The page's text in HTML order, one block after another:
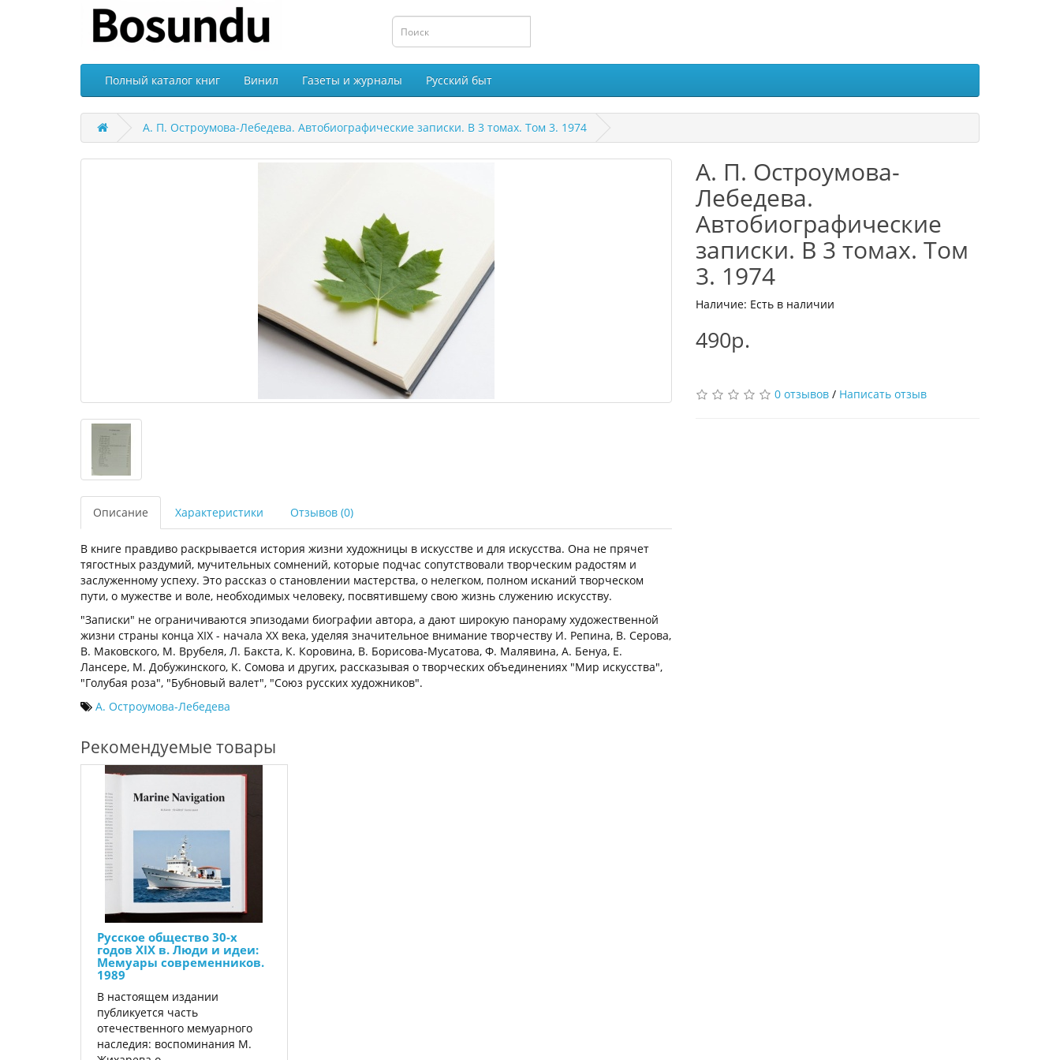
Полный каталог книг Винил Газеты и журналы Русский быт
А. П. Остроумова-Лебедева. Автобиографические записки. В 3 томах. Том 3. 1974
Описание Характеристики Отзывов (0)
В книге правдиво раскрывается история жизни художницы в искусстве и для искусства. Она не прячет
тягостных раздумий, мучительных сомнений, которые подчас сопутствовали творческим радостям и
заслуженному успеху. Это рассказ о становлении мастерства, о нелегком, полном исканий творческом
пути, о мужестве и воле, необходимых человеку, посвятившему свою жизнь служению искусству.
"Записки" не ограничиваются эпизодами биографии автора, а дают широкую панораму художественной
жизни страны конца XIX - начала XX века, уделяя значительное внимание творчеству И. Репина, В. Серова,
В. Маковского, М. Врубеля, Л. Бакста, К. Коровина, В. Борисова-Мусатова, Ф. Малявина, А. Бенуа, Е.
Лансере, М. Добужинского, К. Сомова и других, рассказывая о творческих объединениях "Мир искусства",
"Голубая роза", "Бубновый валет", "Союз русских художников".
А. Остроумова-Лебедева
А. П. Остроумова-
Лебедева.
Автобиографические
записки. В 3 томах. Том
3. 1974
Наличие: Есть в наличии
490р.
0 отзывов / Написать отзыв
Рекомендуемые товары
Русское общество 30-х
годов XIX в. Люди и идеи:
Мемуары современников.
1989
В настоящем издании
публикуется часть
отечественного мемуарного
наследия: воспоминания М.